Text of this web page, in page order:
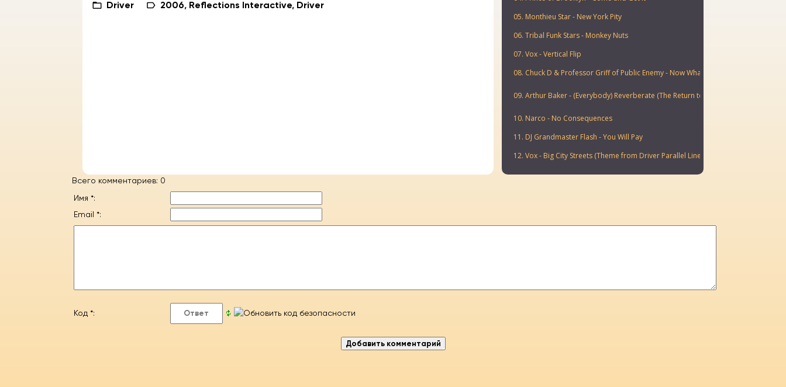
Driver 2006, Reflections Interactive, Driver
05. Monthieu Star - New York Pity
06. Tribal Funk Stars - Monkey Nuts
07. Vox - Vertical Flip
08. Chuck D & Professor Griff of Public Enemy - Now What You Gon Due
09. Arthur Baker - (Everybody) Reverberate (The Return to New York Mix)
10. Narco - No Consequences
11. DJ Grandmaster Flash - You Will Pay
12. Vox - Big City Streets (Theme from Driver Parallel Lines)
Всего комментариев: 0
Имя *:
Email *:
Код *: